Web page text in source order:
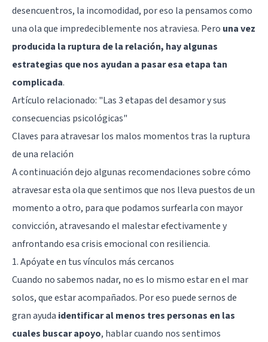
desencuentros, la incomodidad, por eso la pensamos como
una ola que impredeciblemente nos atraviesa. Pero una vez
producida la ruptura de la relación, hay algunas
estrategias que nos ayudan a pasar esa etapa tan
complicada.
Artículo relacionado: "Las 3 etapas del desamor y sus
consecuencias psicológicas"
Claves para atravesar los malos momentos tras la ruptura
de una relación
A continuación dejo algunas recomendaciones sobre cómo
atravesar esta ola que sentimos que nos lleva puestos de un
momento a otro, para que podamos surfearla con mayor
convicción, atravesando el malestar efectivamente y
anfrontando esa crisis emocional con resiliencia.
1. Apóyate en tus vínculos más cercanos
Cuando no sabemos nadar, no es lo mismo estar en el mar
solos, que estar acompañados. Por eso puede sernos de
gran ayuda identificar al menos tres personas en las
cuales buscar apoyo, hablar cuando nos sentimos